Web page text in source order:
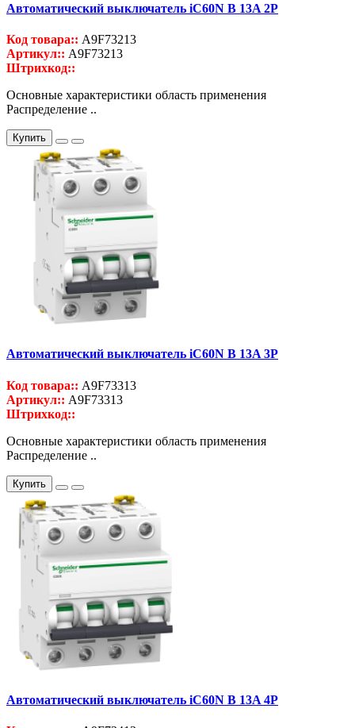
Автоматический выключатель iC60N B 13A 2P
Код товара:: A9F73213
Артикул:: A9F73213
Штрихкод::
Основные характеристики область применения
Распределение ..
Купить
Автоматический выключатель iC60N B 13A 3P
Код товара:: A9F73313
Артикул:: A9F73313
Штрихкод::
Основные характеристики область применения
Распределение ..
Купить
Автоматический выключатель iC60N B 13A 4P